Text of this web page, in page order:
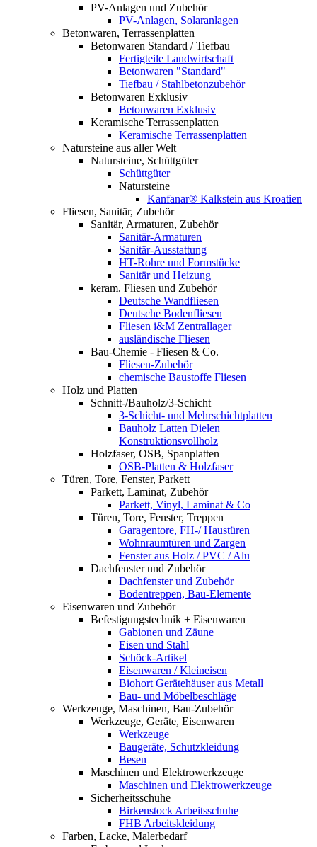
PV-Anlagen und Zubehör
PV-Anlagen, Solaranlagen
Betonwaren, Terrassenplatten
Betonwaren Standard / Tiefbau
Fertigteile Landwirtschaft
Betonwaren "Standard"
Tiefbau / Stahlbetonzubehör
Betonwaren Exklusiv
Betonwaren Exklusiv
Keramische Terrassenplatten
Keramische Terrassenplatten
Natursteine aus aller Welt
Natursteine, Schüttgüter
Schüttgüter
Natursteine
Kanfanar® Kalkstein aus Kroatien
Fliesen, Sanitär, Zubehör
Sanitär, Armaturen, Zubehör
Sanitär-Armaturen
Sanitär-Ausstattung
HT-Rohre und Formstücke
Sanitär und Heizung
keram. Fliesen und Zubehör
Deutsche Wandfliesen
Deutsche Bodenfliesen
Fliesen i&M Zentrallager
ausländische Fliesen
Bau-Chemie - Fliesen & Co.
Fliesen-Zubehör
chemische Baustoffe Fliesen
Holz und Platten
Schnitt-/Bauholz/3-Schicht
3-Schicht- und Mehrschichtplatten
Bauholz Latten Dielen
Konstruktionsvollholz
Holzfaser, OSB, Spanplatten
OSB-Platten & Holzfaser
Türen, Tore, Fenster, Parkett
Parkett, Laminat, Zubehör
Parkett, Vinyl, Laminat & Co
Türen, Tore, Fenster, Treppen
Garagentore, FH-/ Haustüren
Wohnraumtüren und Zargen
Fenster aus Holz / PVC / Alu
Dachfenster und Zubehör
Dachfenster und Zubehör
Bodentreppen, Bau-Elemente
Eisenwaren und Zubehör
Befestigungstechnik + Eisenwaren
Gabionen und Zäune
Eisen und Stahl
Schöck-Artikel
Eisenwaren / Kleineisen
Biohort Gerätehäuser aus Metall
Bau- und Möbelbeschläge
Werkzeuge, Maschinen, Bau-Zubehör
Werkzeuge, Geräte, Eisenwaren
Werkzeuge
Baugeräte, Schutzkleidung
Besen
Maschinen und Elektrowerkzeuge
Maschinen und Elektrowerkzeuge
Sicherheitsschuhe
Birkenstock Arbeitsschuhe
FHB Arbeitskleidung
Farben, Lacke, Malerbedarf